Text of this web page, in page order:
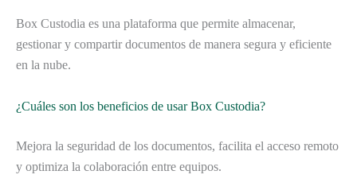
Box Custodia es una plataforma que permite almacenar,
gestionar y compartir documentos de manera segura y eficiente
en la nube.
¿Cuáles son los beneficios de usar Box Custodia?
Mejora la seguridad de los documentos, facilita el acceso remoto
y optimiza la colaboración entre equipos.